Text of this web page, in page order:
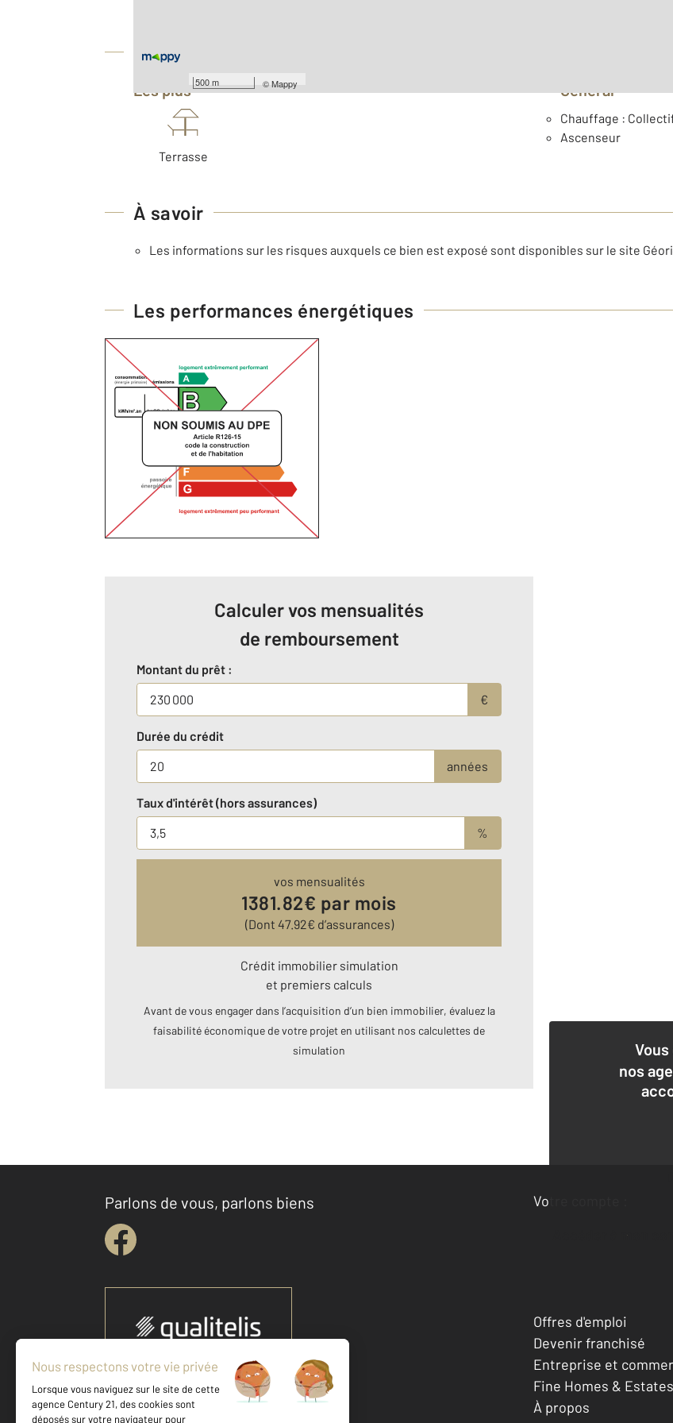
500 m ©Mappy
Équipements
Les plus
Terrasse
Général
Chauffage :
Ascenseur
À savoir
Les informations sur les risques auxquels ce bien est exposé sont disponibles sur le site
Les performances énergétiques
Calculer vos mensualités
de remboursement
Montant du prêt :
€
Durée du crédit
années
Taux d'intérêt (hors assurances)
%
vos mensualités
1381.82€ par mois
(Dont 47.92€ d’assurances)
Crédit immobilier simulation
et premiers calculs
Avant de vous engager dans l’acquisition d’un bien immobilier, évaluez la
faisabilité économique de votre projet en utilisant nos calculettes de
simulation
nos
Parlons de vous, parlons biens
Votre compte :
Accéder à mon
Votre agence est notée
Location
Offres d'emploi
Devenir franchisé
Entreprise et
Fine Homes & Estates
À propos